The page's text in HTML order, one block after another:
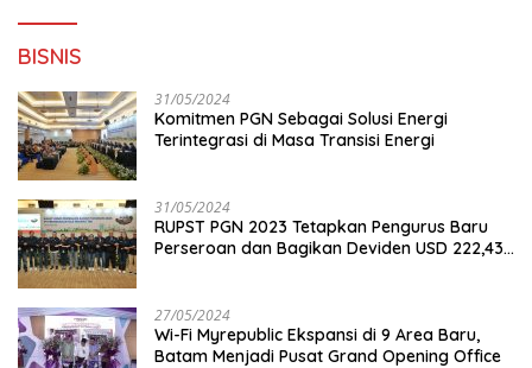
BISNIS
31/05/2024
Komitmen PGN Sebagai Solusi Energi
Terintegrasi di Masa Transisi Energi
31/05/2024
RUPST PGN 2023 Tetapkan Pengurus Baru
Perseroan dan Bagikan Deviden USD 222,43
27/05/2024
Wi-Fi Myrepublic Ekspansi di 9 Area Baru,
Batam Menjadi Pusat Grand Opening Office